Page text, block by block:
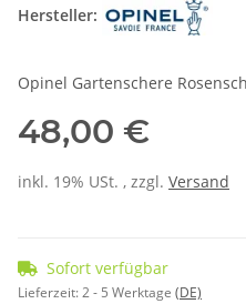
Hersteller:
Opinel Gartenschere
48,00 €
inkl. 19% USt. , zzgl. Versand
Sofort verfügbar
Lieferzeit:2 - 5 Werktage (DE)